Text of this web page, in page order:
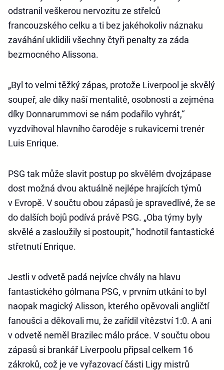
odstranil veškerou nervozitu ze střelců
francouzského celku a ti bez jakéhokoliv náznaku
zaváhání uklidili všechny čtyři penalty za záda
bezmocného Alissona.
„Byl to velmi těžký zápas, protože Liverpool je skvělý
soupeř, ale díky naší mentalitě, osobnosti a zejména
díky Donnarummovi se nám podařilo vyhrát,“
vyzdvihoval hlavního čaroděje s rukavicemi trenér
Luis Enrique.
PSG tak může slavit postup po skvělém dvojzápase
dost možná dvou aktuálně nejlépe hrajících týmů
v Evropě. V součtu obou zápasů je spravedlivé, že se
do dalších bojů podívá právě PSG. „Oba týmy byly
skvělé a zasloužily si postoupit,“ hodnotil fantastické
střetnutí Enrique.
Jestli v odvetě padá nejvíce chvály na hlavu
fantastického gólmana PSG, v prvním utkání to byl
naopak magický Alisson, kterého opěvovali angličtí
fanoušci a děkovali mu, že zařídil vítězství 1:0. A ani
v odvetě neměl Brazilec málo práce. V součtu obou
zápasů si brankář Liverpoolu připsal celkem 16
zákroků, což je ve vyřazovací části Ligy mistrů